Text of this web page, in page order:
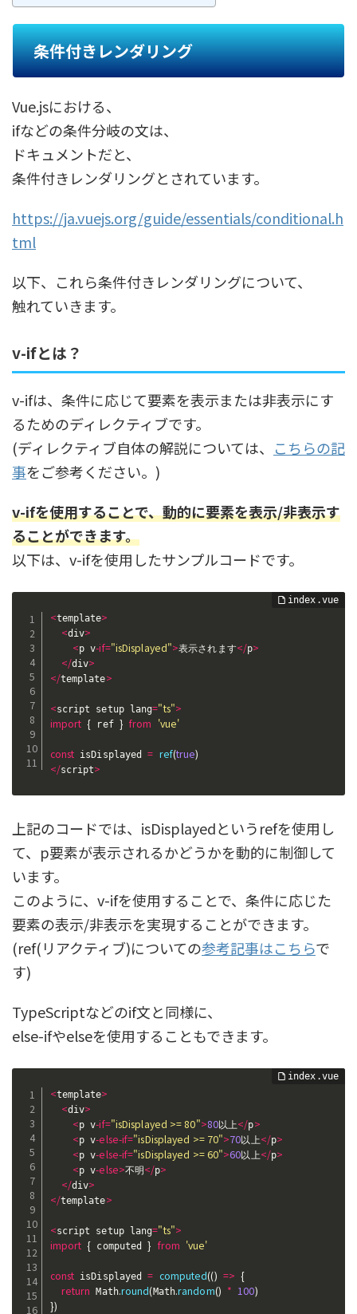
条件付きレンダリング
Vue.jsにおける、
ifなどの条件分岐の文は、
ドキュメントだと、
条件付きレンダリングとされています。
https://ja.vuejs.org/guide/essentials/conditional.h
tml
以下、これら条件付きレンダリングについて、
触れていきます。
v-ifとは？
v-ifは、条件に応じて要素を表示または非表示にす
るためのディレクティブです。
(ディレクティブ自体の解説については、 こちらの記
事をご参考ください。)
v-ifを使用することで、動的に要素を表示/非表示す
ることができます。
以下は、v-ifを使用したサンプルコードです。
<template>
<div>
<p v-if="isDisplayed">表示されます</p>
</div>
</template>
<script setup lang="ts">
import { ref } from 'vue'
const isDisplayed = ref(true)
</script>
上記のコードでは、isDisplayedというrefを使用し
て、p要素が表示されるかどうかを動的に制御して
います。
このように、v-ifを使用することで、条件に応じた
要素の表示/非表示を実現することができます。
(ref(リアクティブ)についての参考記事はこちらで
す)
TypeScriptなどのif文と同様に、
else-ifやelseを使用することもできます。
<template>
<div>
<p v-if="isDisplayed >= 80">80以上</p>
<p v-else-if="isDisplayed >= 70">70以上</p>
<p v-else-if="isDisplayed >= 60">60以上</p>
<p v-else>不明</p>
</div>
</template>
<script setup lang="ts">
import { computed } from 'vue'
const isDisplayed = computed(() => {
return Math.round(Math.random() * 100)
})